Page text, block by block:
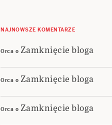
NAJNOWSZE KOMENTARZE
Orca o Zamknięcie bloga
Orca o Zamknięcie bloga
Orca o Zamknięcie bloga